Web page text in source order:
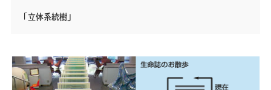
「立体系統樹」